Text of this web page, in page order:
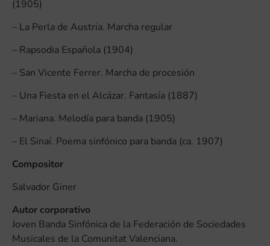
(1905)
– La Perla de Austria. Marcha regular
– Rapsodia Española (1904)
– San Vicente Ferrer. Marcha de procesión
– Una Fiesta en el Alcázar. Fantasía (1887)
– Mariana. Melodía para banda (1905)
– El Sinaí. Poema sinfónico para banda (ca. 1907)
Compositor
Salvador Giner
Autor corporativo
Joven Banda Sinfónica de la Federación de Sociedades
Musicales de la Comunitat Valenciana.